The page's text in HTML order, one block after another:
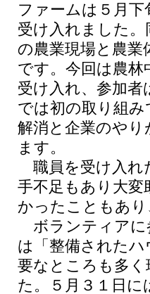
ファームは５月
受け入れました。
の農業現場と農
です。今回は農
受け入れ、参加者
では初の取り組
解消と企業のや
ます。
職員を受け入れ
手不足もあり大
かったこともあ
ボランティアに
は「整備された
要なところも多
た。５月３１日に